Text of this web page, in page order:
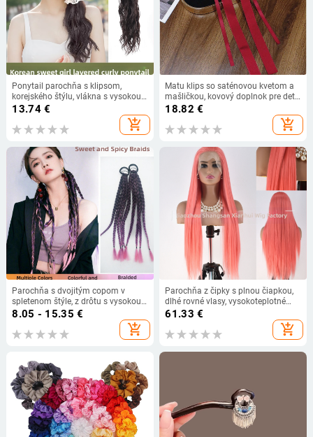
Ponytail parochňa s klipsom,
korejského štýlu, vlákna s vysokou
teplotou, nie je vhodná na horúce
farbenie, vhodná pre všetky odtiene
pleti
13.74€
add_shopping_cart
Matu klips so saténovou kvetom a
mašličkou, kovový doplnok pre deti,
jar 2021, od Romantic Capital
18.82 €
add_shopping_cart
Parochňa s dvojitým copom v
spletenom štýle, z drôtu s vysokou
teplotou, mechanické spracovanie,
nie je vhodná pre horúce farbenie,
vhodná pre všetky odtiene pleti
8.05 - 15.35 €
add_shopping_cart
Parochňa z čipky s plnou čiapkou,
dlhé rovné vlasy, vysokoteplotné
hodvábne vlákno, predné ručne
tkaná, rovné alebo šikmé ofiny,
prirodzený vzhľad
61.33 €
add_shopping_cart